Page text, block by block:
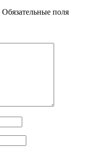
Обязательные поля